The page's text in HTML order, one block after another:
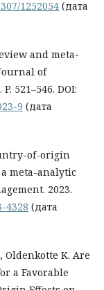
1252054 (дата
and meta-
of
521–546. DOI:
9 (дата
of-origin
meta-analytic
2023.
4328 (дата
Oldenkotte K. Are
a Favorable